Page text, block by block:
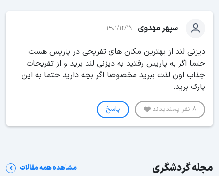
سپهر مهدوی 1401/12/29
دیزنی لند از بهترین مکان های تفریحی در پاریس هست
حتما اگر به پاریس رفتید به دیزنی لند برید و از تفریحات
جذاب اون لذت ببرید مخصوصا اگر بچه دارید حتما به این
پارک برید.
8 نفر پسندیدند پاسخ
مجله گردشگری مشاهده همه مقالات